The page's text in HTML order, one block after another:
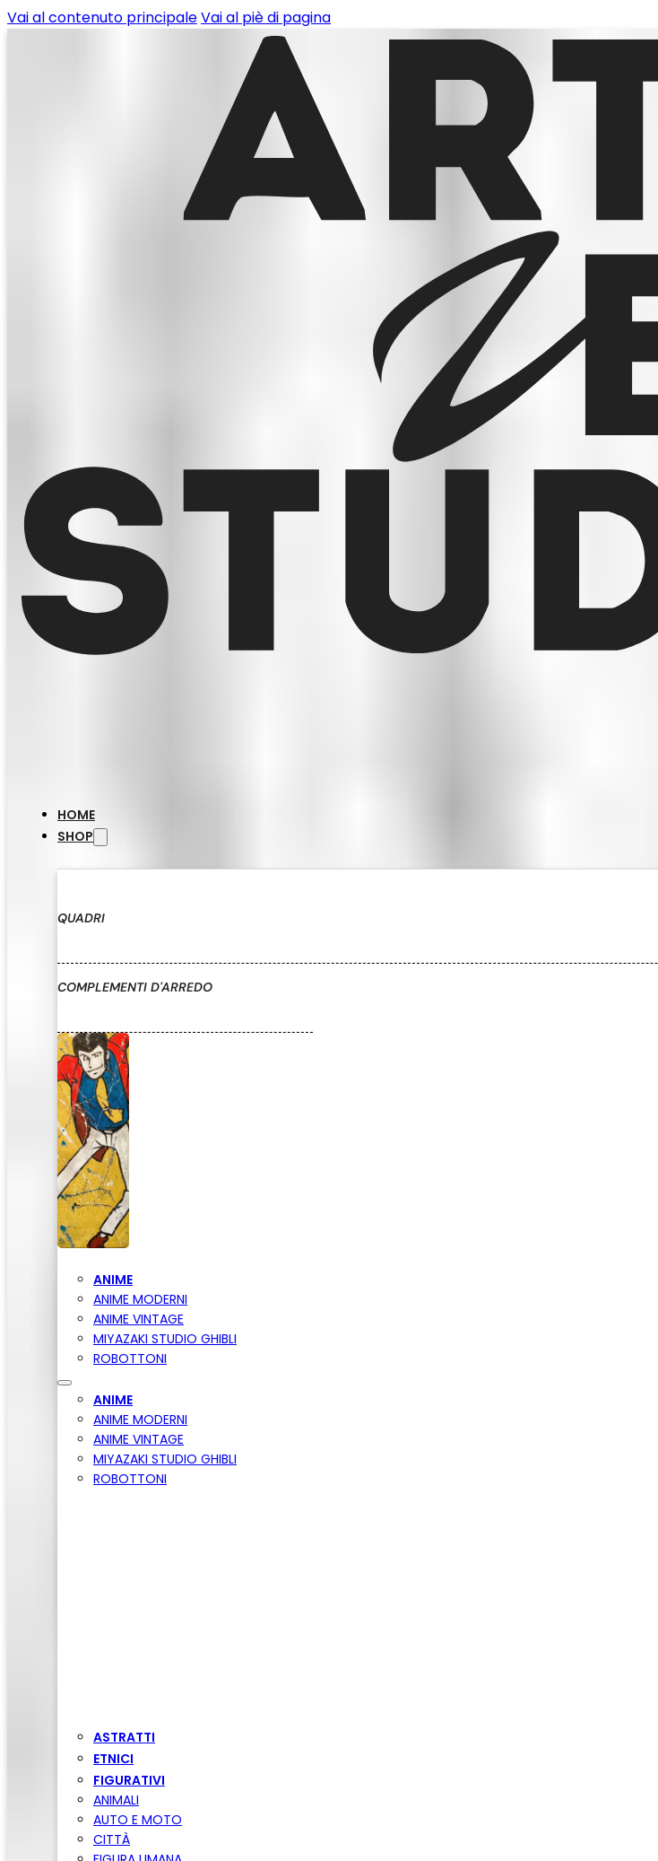
Vai al contenuto principaleVai al piè di pagina
HOME
SHOP
QUADRI
COMPLEMENTI D'ARREDO
ANIME
ANIME MODERNI
ANIME VINTAGE
MIYAZAKI STUDIO GHIBLI
ROBOTTONI
ANIME
ANIME MODERNI
ANIME VINTAGE
MIYAZAKI STUDIO GHIBLI
ROBOTTONI
ASTRATTI
ETNICI
FIGURATIVI
ANIMALI
AUTO E MOTO
CITTÀ